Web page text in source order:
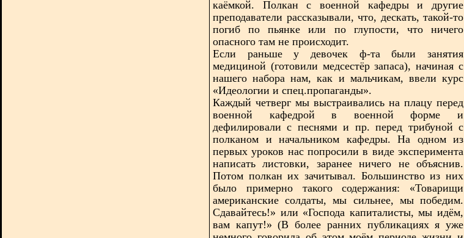
каёмкой. Полкан с военной кафедры и другие
преподаватели рассказывали, что, дескать, такой-то
погиб по пьянке или по глупости, что ничего
опасного там не происходит.
Если раньше у девочек ф-та были занятия
медициной (готовили медсестёр запаса), начиная с
нашего набора нам,как и мальчикам, ввели курс
«Идеологии и спец.пропаганды».
Каждый четверг мы выстраивались на плацу перед
военной кафедрой в военной форме и
дефилировали с песнями и пр.перед трибуной с
полканом и начальником кафедры. На одном из
первых уроков нас попросили в виде эксперимента
написать листовки, заранее ничего не объяснив.
Потом полкан их зачитывал. Большинство из них
было примерно такого содержания: «Товарищи
американские солдаты, мы сильнее, мы победим.
Сдавайтесь!» или «Господа капиталисты, мы идём,
вам капут!» (В более ранних публикациях я уже